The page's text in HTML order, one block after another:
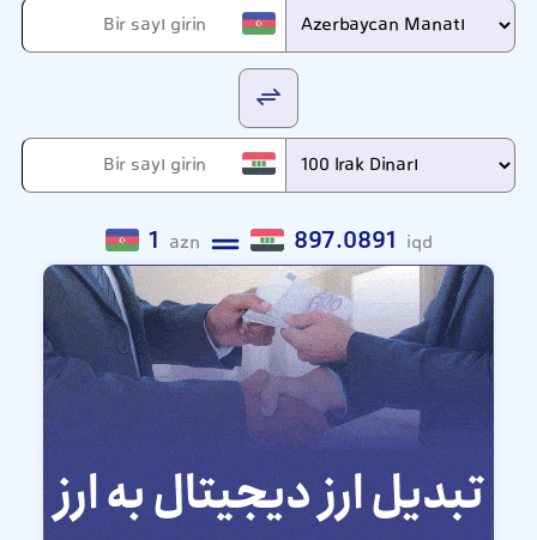
1 azn 897.0891 iqd